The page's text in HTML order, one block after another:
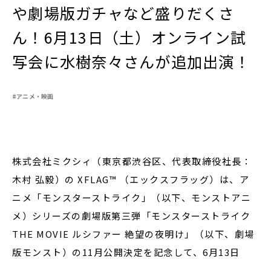
や劇場版ガチャなど盛りだくさ
ん！6月13日（土）オンライン試
写会に水樹奈々さんが追加出演！
#アニメ・映画
株式会社ミクシィ（東京都渋谷区、代表取締役社長：
木村 弘毅）の XFLAG™ （エックスフラッグ）は、ア
ニメ「モンスターストライク」（以下、モンストアニ
メ）シリーズの劇場版第三弾「モンスターストライク
THE MOVIE ルシファー 絶望の夜明け」（以下、劇場
版モンスト）の11月公開決定を記念して、6月13日